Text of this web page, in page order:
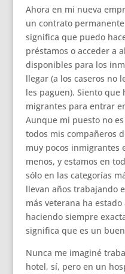
Ahora en mi nueva
un contrato
significa que puedo
préstamos o acceder a
disponibles para los
llegar (a los caseros no
les paguen). Siento
migrantes para entrar
Aunque mi puesto no
todos mis compañeros
muy pocos inmigrantes
menos, y estamos en
sólo en las categorías
llevan años trabajando
más veterana ha
haciendo siempre
significa que es un
Nunca me imaginé
hotel, sí, pero en un